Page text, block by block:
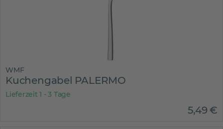
WMF
Kuchengabel PALERMO
Lieferzeit 1 - 3 Tage
5,49€